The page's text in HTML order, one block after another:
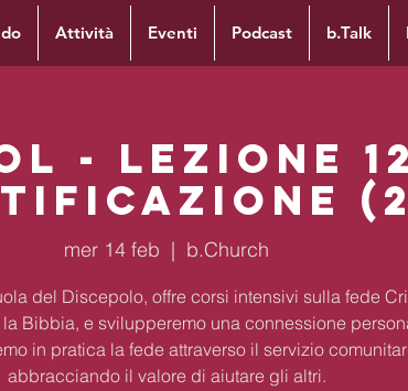
Attività Eventi Podcast b.Talk
- Lezione
mer 14 feb
  |
b.Church
del Discepolo, offre corsi intensivi sulla fede
Bibbia, e svilupperemo una connessione
in pratica la fede attraverso il servizio
abbracciando il valore di aiutare gli altri.